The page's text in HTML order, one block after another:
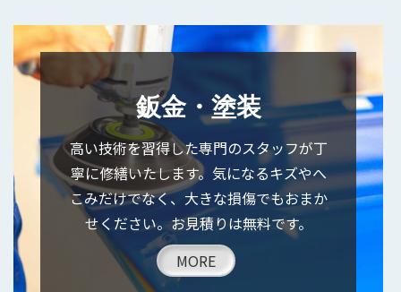
鈑金・塗装
高い技術を習得した専門のスタッフが丁
寧に修繕いたします。気になるキズやへ
こみだけでなく、大きな損傷でもおまか
せください。お見積りは無料です。
MORE